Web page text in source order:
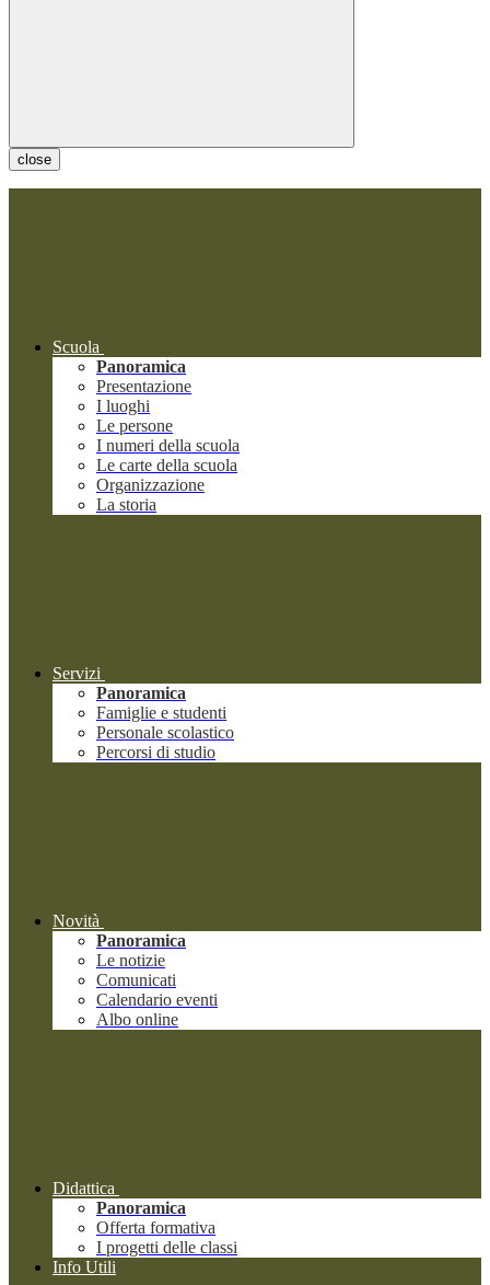
close
Scuola
Panoramica
Presentazione
I luoghi
Le persone
I numeri della scuola
Le carte della scuola
Organizzazione
La storia
Servizi
Panoramica
Famiglie e studenti
Personale scolastico
Percorsi di studio
Novità
Panoramica
Le notizie
Comunicati
Calendario eventi
Albo online
Didattica
Panoramica
Offerta formativa
I progetti delle classi
Info Utili